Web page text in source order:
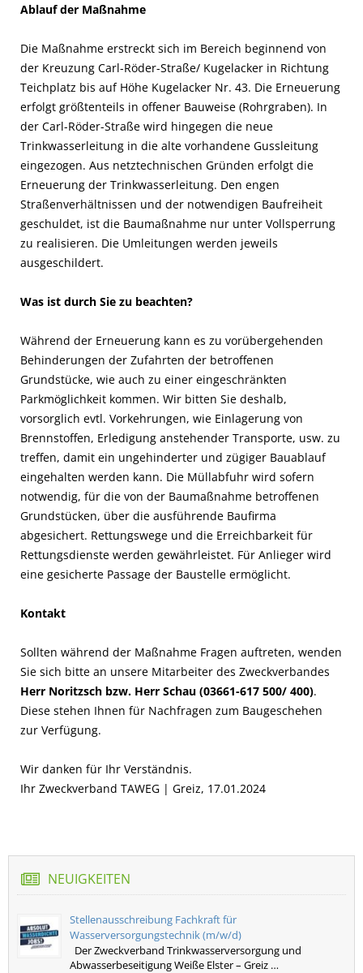
Ablauf der Maßnahme
Die Maßnahme erstreckt sich im Bereich beginnend von
der Kreuzung Carl-Röder-Straße/ Kugelacker in Richtung
Teichplatz bis auf Höhe Kugelacker Nr. 43. Die Erneuerung
erfolgt größtenteils in offener Bauweise (Rohrgraben). In
der Carl-Röder-Straße wird hingegen die neue
Trinkwasserleitung in die alte vorhandene Gussleitung
eingezogen. Aus netztechnischen Gründen erfolgt die
Erneuerung der Trinkwasserleitung. Den engen
Straßenverhältnissen und der notwendigen Baufreiheit
geschuldet, ist die Baumaßnahme nur unter Vollsperrung
zu realisieren. Die Umleitungen werden jeweils
ausgeschildert.
Was ist durch Sie zu beachten?
Während der Erneuerung kann es zu vorübergehenden
Behinderungen der Zufahrten der betroffenen
Grundstücke, wie auch zu einer eingeschränkten
Parkmöglichkeit kommen. Wir bitten Sie deshalb,
vorsorglich evtl. Vorkehrungen, wie Einlagerung von
Brennstoffen, Erledigung anstehender Transporte, usw. zu
treffen, damit ein ungehinderter und zügiger Bauablauf
eingehalten werden kann. Die Müllabfuhr wird sofern
notwendig, für die von der Baumaßnahme betroffenen
Grundstücken, über die ausführende Baufirma
abgesichert. Rettungswege und die Erreichbarkeit für
Rettungsdienste werden gewährleistet. Für Anlieger wird
eine gesicherte Passage der Baustelle ermöglicht.
Kontakt
Sollten während der Maßnahme Fragen auftreten, wenden
Sie sich bitte an unsere Mitarbeiter des Zweckverbandes
Herr Noritzsch bzw. Herr Schau (03661-617 500/ 400).
Diese stehen Ihnen für Nachfragen zum Baugeschehen
zur Verfügung.
Wir danken für Ihr Verständnis.
Ihr Zweckverband TAWEG | Greiz, 17.01.2024
NEUIGKEITEN
Stellenausschreibung Fachkraft für
Wasserversorgungstechnik (m/w/d)
Der Zweckverband Trinkwasserversorgung und
Abwasserbeseitigung Weiße Elster – Greiz …